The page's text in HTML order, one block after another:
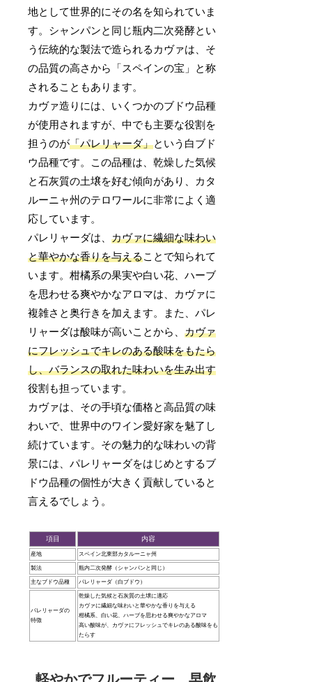
地として世界的にその名を知られていま
す。シャンパンと同じ瓶内二次発酵とい
う伝統的な製法で造られるカヴァは、そ
の品質の高さから「スペインの宝」と称
されることもあります。
カヴァ造りには、いくつかのブドウ品種
が使用されますが、中でも主要な役割を
担うのが「パレリャーダ」という白ブド
ウ品種です。この品種は、乾燥した気候
と石灰質の土壌を好む傾向があり、カタ
ルーニャ州のテロワールに非常によく適
応しています。
パレリャーダは、カヴァに繊細な味わい
と華やかな香りを与えることで知られて
います。柑橘系の果実や白い花、ハーブ
を思わせる爽やかなアロマは、カヴァに
複雑さと奥行きを加えます。また、パレ
リャーダは酸味が高いことから、カヴァ
にフレッシュでキレのある酸味をもたら
し、バランスの取れた味わいを生み出す
役割も担っています。
カヴァは、その手頃な価格と高品質の味
わいで、世界中のワイン愛好家を魅了し
続けています。その魅力的な味わいの背
景には、パレリャーダをはじめとするブ
ドウ品種の個性が大きく貢献していると
言えるでしょう。
項目 内容
産地 スペイン北東部カタルーニャ州
製法 瓶内二次発酵（シャンパンと同じ）
主なブドウ品種 パレリャーダ（白ブドウ）
パレリャーダの
特徴
乾燥した気候と石灰質の土壌に適応
カヴァに繊細な味わいと華やかな香りを与える
柑橘系、白い花、ハーブを思わせる爽やかなアロマ
高い酸味が、カヴァにフレッシュでキレのある酸味をも
たらす